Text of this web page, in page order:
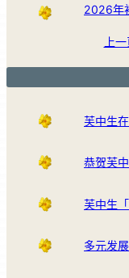
2026年
上
芙中生
恭贺芙
芙中生
多元发